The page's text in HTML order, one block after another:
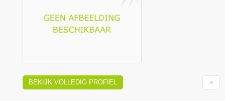
BEKIJK VOLLEDIG PROFIEL